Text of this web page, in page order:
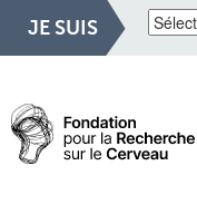
JE SUIS